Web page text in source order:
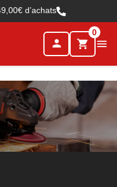
d’achats
person shopping_cart
0
